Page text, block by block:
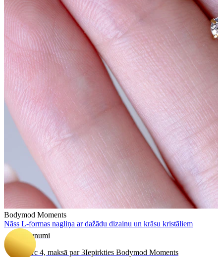
Strečings
14K zelta rotas
Pirkt titānu
Jaunumi
Pērc 4, maksā par 3Iepirkties Bodymod Moments
Bodymod Moments
Nāss L-formas nagliņa ar dažādu dizainu un krāsu kristāliem